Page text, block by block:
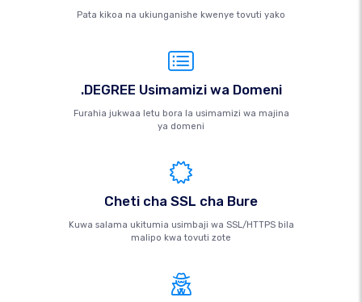
Pata kikoa na ukiunganishe kwenye tovuti yako
.DEGREE Usimamizi wa Domeni
Furahia jukwaa letu bora la usimamizi wa majina
ya domeni
Cheti cha SSL cha Bure
Kuwa salama ukitumia usimbaji wa SSL/HTTPS bila
malipo kwa tovuti zote